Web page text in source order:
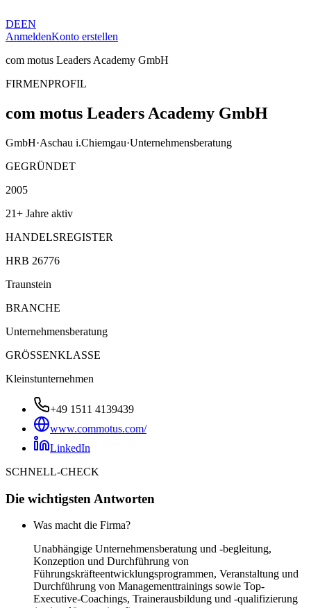
DEEN
AnmeldenKonto erstellen
com motus Leaders Academy GmbH
FIRMENPROFIL
com motus Leaders Academy GmbH
GmbH·Aschau i.Chiemgau·Unternehmensberatung
GEGRÜNDET
2005
21+ Jahre aktiv
HANDELSREGISTER
HRB 26776
Traunstein
BRANCHE
Unternehmensberatung
GRÖSSENKLASSE
Kleinstunternehmen
+49 1511 4139439
www.commotus.com/
LinkedIn
SCHNELL-CHECK
Die wichtigsten Antworten
Was macht die Firma?
Unabhängige Unternehmensberatung und -begleitung,
Konzeption und Durchführung von
Führungskräfteentwicklungsprogrammen, Veranstaltung und
Durchführung von Managementtrainings sowie Top-
Executive-Coachings, Trainerausbildung und -qualifizierung